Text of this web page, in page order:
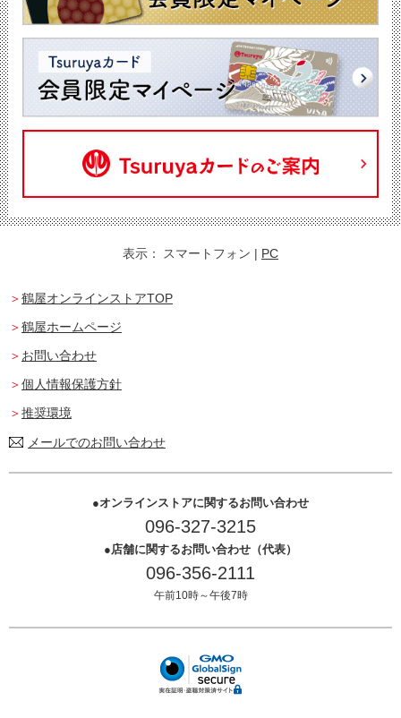
表示： スマートフォン | PC
鶴屋オンラインストアTOP
鶴屋ホームページ
お問い合わせ
個人情報保護方針
推奨環境
メールでのお問い合わせ
オンラインストアに関するお問い合わせ
096-327-3215
店舗に関するお問い合わせ（代表）
096-356-2111
午前10時～午後7時